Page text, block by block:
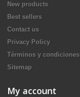
New products
Best sellers
Contact us
Privacy Policy
Términos y condiciones
Sitemap
My account